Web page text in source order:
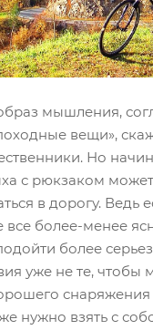
мышления,
вещи»,
Но
с рюкзаком
в дорогу. Ведь
более-менее
более
уже не те, чтобы
нужно взять с